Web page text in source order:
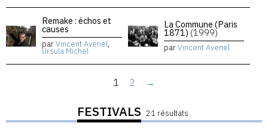
Remake : échos et
causes
parVincent Avenel,
Ursula Michel
La Commune (Paris
1871) (1999)
parVincent Avenel
1 2 →
FESTIVALS 21 résultats